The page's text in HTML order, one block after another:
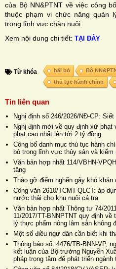
của Bộ NN&PTNT về việc công
thuộc phạm vi chức năng quản
trong lĩnh vực chăn nuôi.
Xem nội dung chi tiết: TẠI ĐÂY
Từ khóa bãi bỏ Bộ
thủ tục hành chính
Tin liên quan
Nghị định số 246/2026/NĐ-CP:
Nghị định mới về quy định xử
phạt cao nhất lên tới 2 tỷ đồng
Công bố danh mục thủ tục hành
bỏ trong lĩnh vực thủy sản và kiểm
Văn bản hợp nhất 114/VBHN-
tăng
Tháo gỡ điểm nghẽn gây khó khăn
Công văn 2610/TCMT-QLCT: áp
nước thải cho khu nuôi cá tra
Văn bản hợp nhất Thông tư 74/
11/2017/TT-BNNPTNT quy định
lý thực phẩm nông lâm sản không
Một số điều ngư dân cần biết khi
Thông báo số: 4476/TB-BNN-VP,
kết luận của Bộ trưởng Nguyễn
pháp trọng tâm để phát triển ngành